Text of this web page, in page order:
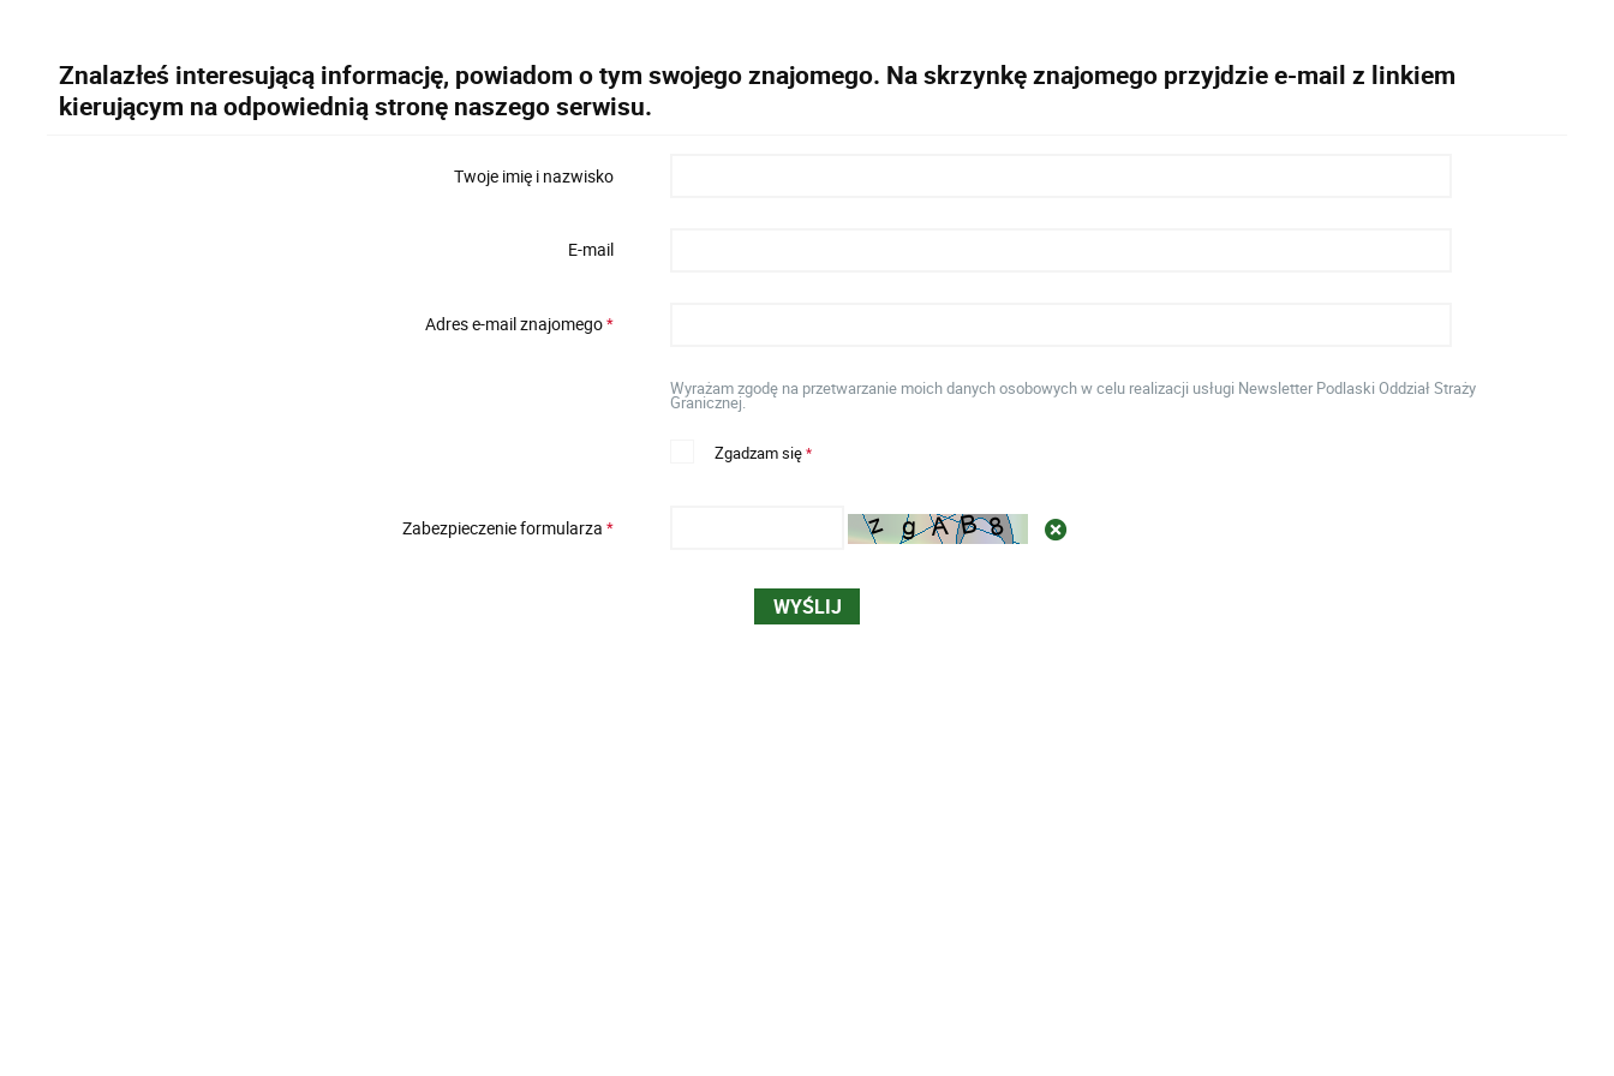
Znalazłeś interesującą informację, powiadom o tym swojego znajomego. Na skrzynkę znajomego przyjdzie e-mail z linkiem
kierującym na odpowiednią stronę naszego serwisu.
Twoje imię i nazwisko
E-mail
Adres e-mail znajomego*
Wyrażam zgodę na przetwarzanie moich danych osobowych w celu realizacji usługi Newsletter Podlaski Oddział Straży
Granicznej.
Zgadzam się*
Zabezpieczenie formularza *